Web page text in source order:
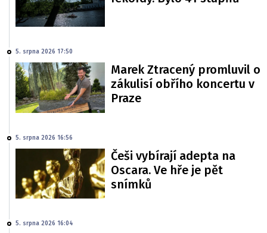
5. srpna 2026 17:50
Marek Ztracený promluvil o
zákulisí obřího koncertu v
Praze
5. srpna 2026 16:56
Češi vybírají adepta na
Oscara. Ve hře je pět
snímků
5. srpna 2026 16:04